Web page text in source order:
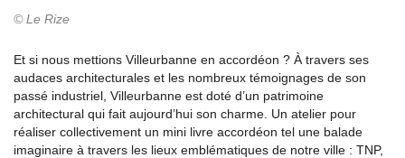
© Le Rize
Et si nous mettions Villeurbanne en accordéon ? À travers ses
audaces architecturales et les nombreux témoignages de son
passé industriel, Villeurbanne est doté d’un patrimoine
architectural qui fait aujourd’hui son charme. Un atelier pour
réaliser collectivement un mini livre accordéon tel une balade
imaginaire à travers les lieux emblématiques de notre ville : TNP,